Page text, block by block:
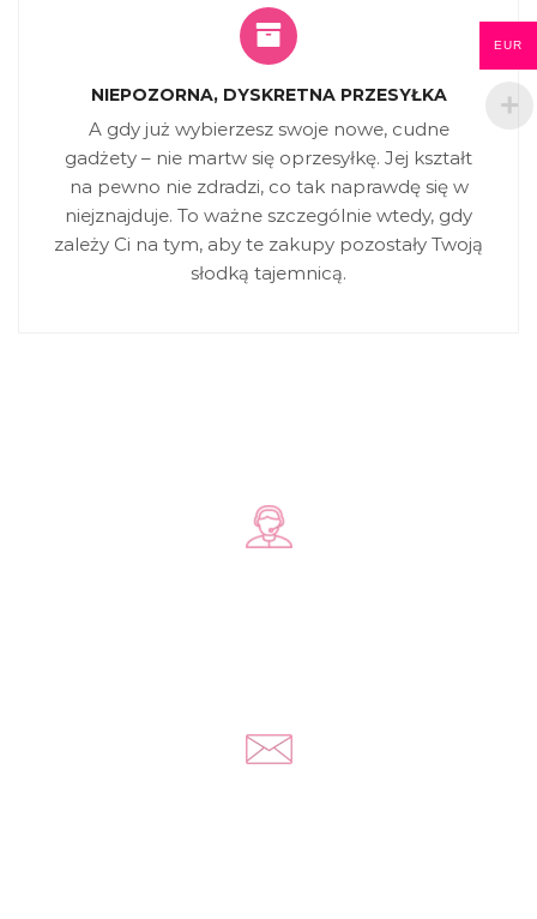
NIEPOZORNA, DYSKRETNA PRZESYŁKA
A gdy już wybierzesz swoje nowe, cudne
gadżety – nie martw się oprzesyłkę. Jej kształt
na pewno nie zdradzi, co tak naprawdę się w
niejznajduje. To ważne szczególnie wtedy, gdy
zależy Ci na tym, aby te zakupy pozostały Twoją
słodką tajemnicą.
EUR